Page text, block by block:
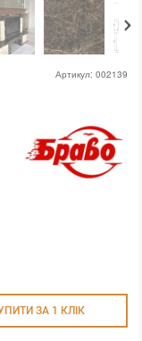
Артикул: 002139
ЗА 1 КЛIК